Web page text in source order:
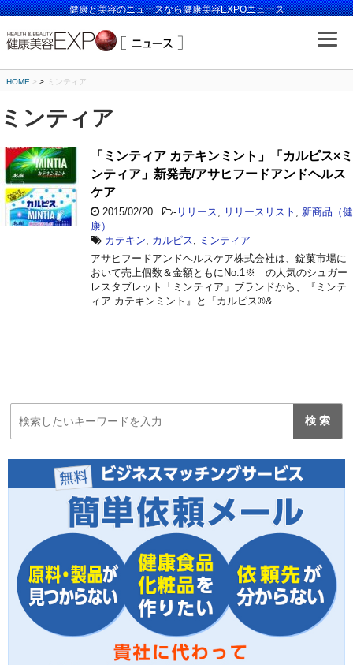
健康と美容のニュースなら健康美容EXPOニュース
HOME > ミンティア
ミンティア
「ミンティア カテキンミント」「カルピス×ミ
ンティア」新発売/アサヒフードアンドヘルス
ケア
2015/02/20 - リリース リリースリスト
新商品（健
康）
カテキン
カルピス
ミンティア
アサヒフードアンドヘルスケア株式会社は、錠菓市場に
おいて売上個数＆金額ともにNo.1※ の人気のシュガー
レスタブレット「ミンティア」ブランドから、『ミンテ
ィア カテキンミント』と『カルピス®& …